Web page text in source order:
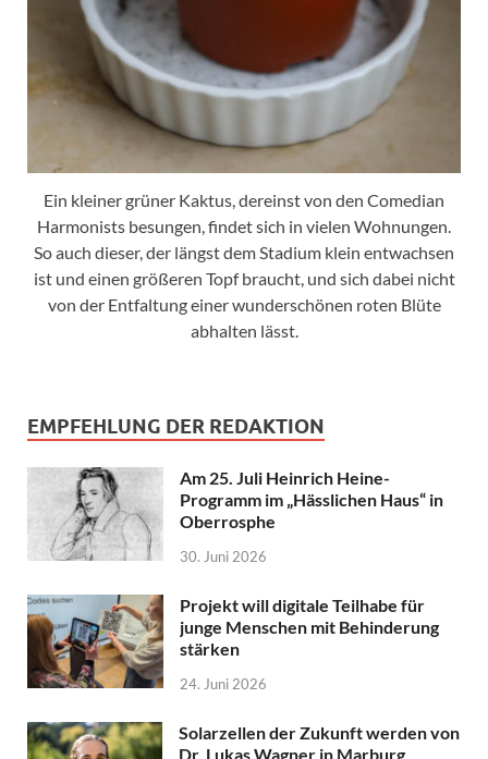
Ein kleiner grüner Kaktus, dereinst von den Comedian
Harmonists besungen, findet sich in vielen Wohnungen.
So auch dieser, der längst dem Stadium klein entwachsen
ist und einen größeren Topf braucht, und sich dabei nicht
von der Entfaltung einer wunderschönen roten Blüte
abhalten lässt.
EMPFEHLUNG DER REDAKTION
Am 25. Juli Heinrich Heine-
Programm im „Hässlichen Haus“ in
Oberrosphe
30. Juni 2026
Projekt will digitale Teilhabe für
junge Menschen mit Behinderung
stärken
24. Juni 2026
Solarzellen der Zukunft werden von
Dr. Lukas Wagner in Marburg